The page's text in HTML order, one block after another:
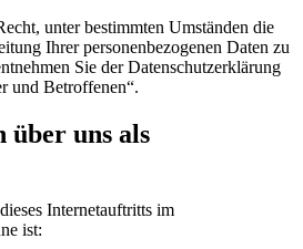
unter bestimmten Umständen die
Ihrer personenbezogenen Daten zu
Sie der Datenschutzerklärung
und Betroffenen“.
über uns als
Internetauftritts im
ist: